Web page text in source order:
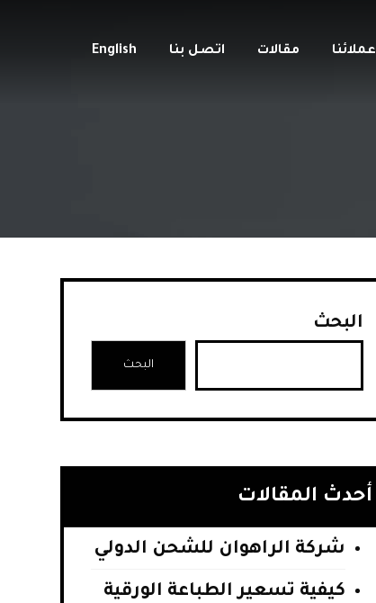
عملائنا مقالات اتصل بنا English
البحث
البحث
أحدث المقالات
شركة الراهوان للشحن الدولي
كيفية تسعير الطباعة الورقية